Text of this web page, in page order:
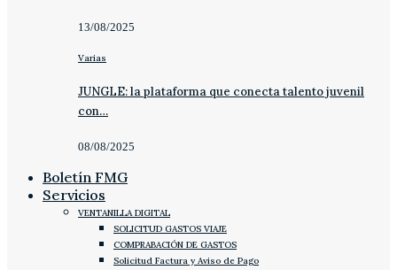
13/08/2025
Varias
JUNGLE: la plataforma que conecta talento juvenil
con…
08/08/2025
Boletín FMG
Servicios
VENTANILLA DIGITAL
SOLICITUD GASTOS VIAJE
COMPRABACIÓN DE GASTOS
Solicitud Factura y Aviso de Pago